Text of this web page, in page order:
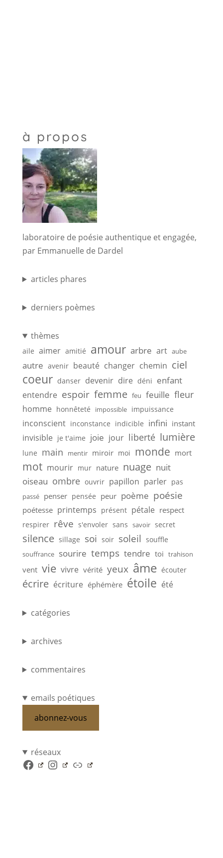
à propos
laboratoire de poésie authentique et engagée,
par Emmanuelle de Dardel
articles phares
derniers poèmes
thèmes
aile aimer amitié amour arbre art aube
autre avenir beauté changer chemin ciel
coeur danser devenir dire déni enfant
entendre espoir femme feu feuille fleur
homme honnêteté impossible impuissance
inconscient inconstance indicible infini instant
invisible je t'aime joie jour liberté lumière
lune main mentir miroir moi monde mort
mot mourir mur nature nuage nuit
oiseau ombre ouvrir papillon parler pas
passé penser pensée peur poème poésie
poétesse printemps présent pétale respect
respirer rêve s'envoler sans savoir secret
silence sillage soi soir soleil souffle
souffrance sourire temps tendre toi trahison
vent vie vivre vérité yeux âme écouter
écrire écriture éphémère étoile été
catégories
archives
commentaires
emails poétiques
abonnez-vous
réseaux
Facebook
Instagram
Lien